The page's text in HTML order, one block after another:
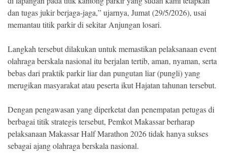
dan tugas jukir berjaga-jaga,” ujarnya, Jumat (29/5/2026), usai
memantau titik parkir di sekitar Anjungan losari.
Langkah tersebut dilakukan untuk memastikan pelaksanaan event
olahraga berskala nasional itu berjalan tertib, aman, nyaman, serta
bebas dari praktik parkir liar dan pungutan liar (pungli) yang
merugikan masyarakat atau peserta ikut Hajatan tahunan tersebut.
Dengan pengawasan yang diperketat dan penempatan petugas di
berbagai titik strategis tersebut, Pemkot Makassar berharap
pelaksanaan Makassar Half Marathon 2026 tidak hanya sukses
sebagai ajang olahraga berskala nasional.